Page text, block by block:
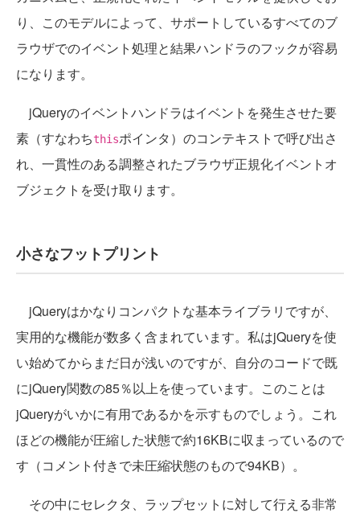
り、このモデルによって、サポートしているすべてのブ
ラウザでのイベント処理と結果ハンドラのフックが容易
になります。
jQueryのイベントハンドラはイベントを発生させた要
素（すなわちthisポインタ）のコンテキストで呼び出さ
れ、一貫性のある調整されたブラウザ正規化イベントオ
ブジェクトを受け取ります。
小さなフットプリント
jQueryはかなりコンパクトな基本ライブラリですが、
実用的な機能が数多く含まれています。私はjQueryを使
い始めてからまだ日が浅いのですが、自分のコードで既
にjQuery関数の85％以上を使っています。このことは
jQueryがいかに有用であるかを示すものでしょう。これ
ほどの機能が圧縮した状態で約16KBに収まっているので
す（コメント付きで未圧縮状態のもので94KB）。
その中にセレクタ、ラップセットに対して行える非常